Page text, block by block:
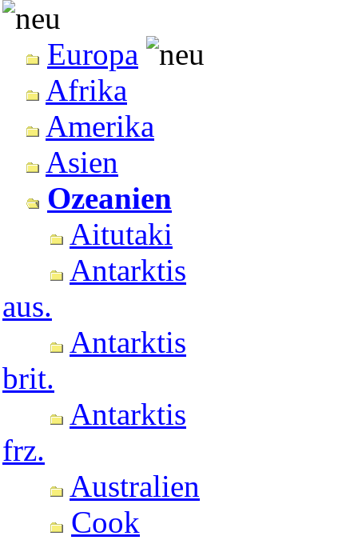
Europa
Afrika
Amerika
Asien
Ozeanien
Aitutaki
Antarktis
aus.
Antarktis
brit.
Antarktis
frz.
Australien
Cook